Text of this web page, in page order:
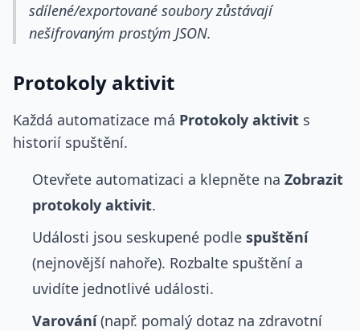
sdílené/exportované soubory zůstávají
nešifrovaným prostým JSON.
Protokoly aktivit
Každá automatizace má Protokoly aktivit s
historií spuštění.
Otevřete automatizaci a klepněte na Zobrazit
protokoly aktivit.
Události jsou seskupené podle spuštění
(nejnovější nahoře). Rozbalte spuštění a
uvidíte jednotlivé události.
Varování(např. pomalý dotaz na zdravotní